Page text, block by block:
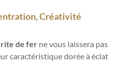
Créativité
de fer ne vous laissera pas
caractéristique dorée à éclat